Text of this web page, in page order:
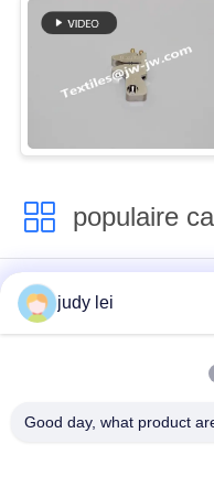
populaire
wevend
rapierweefgetouw
judy lei
Good day, what product